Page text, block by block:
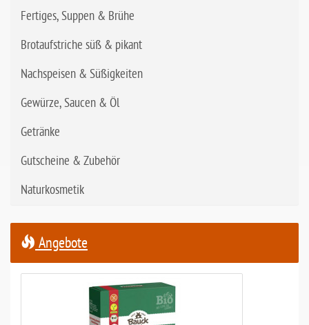
Fertiges, Suppen & Brühe
Brotaufstriche süß & pikant
Nachspeisen & Süßigkeiten
Gewürze, Saucen & Öl
Getränke
Gutscheine & Zubehör
Naturkosmetik
Angebote